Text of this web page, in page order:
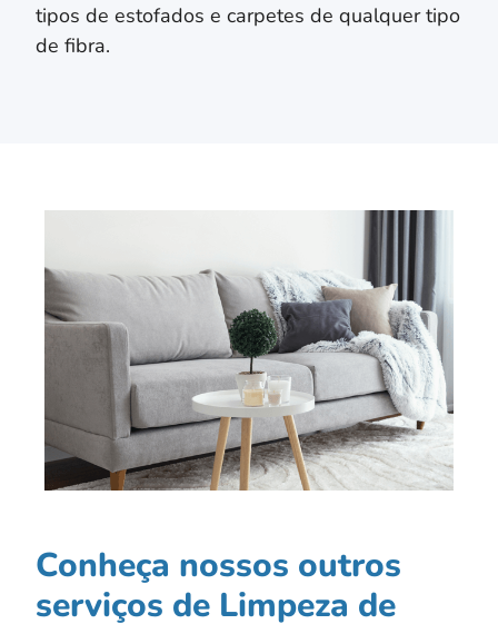
tipos de estofados e carpetes de qualquer tipo
de fibra.
Conheça nossos outros
serviços de Limpeza de